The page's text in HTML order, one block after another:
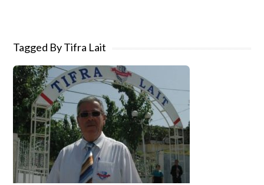
Tagged By Tifra Lait